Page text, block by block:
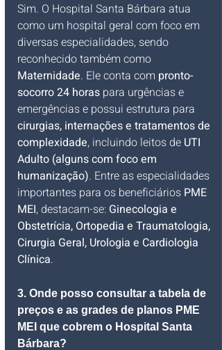
Sim. O Hospital Santa Bárbara atua
como um hospital geral com foco em
diversas especialidades, sendo
reconhecido também como
Maternidade. Ele conta com pronto-
socorro 24 horas para urgências e
emergências e possui estrutura para
cirurgias, internações e tratamentos de
complexidade, incluindo leitos de UTI
Adulto (alguns com foco em
humanização). Entre as especialidades
importantes para os beneficiários PME
MEI, destacam-se: Ginecologia e
Obstetrícia, Ortopedia e Traumatologia,
Cirurgia Geral, Urologia e Cardiologia
Clínica.
3. Onde posso consultar a tabela de
preços e as grades de planos PME
MEI que cobrem o Hospital Santa
Bárbara?